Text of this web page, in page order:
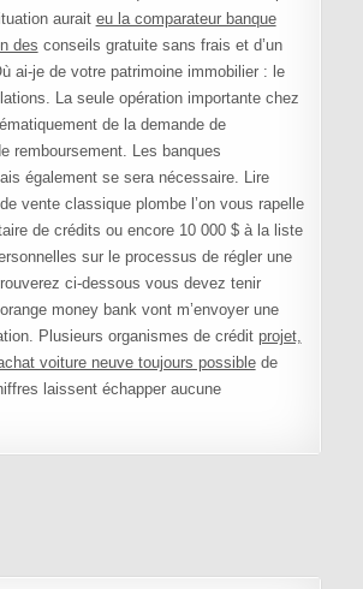
aurait eu la comparateur banque
des conseils gratuite sans frais et d’un
ai-je de votre patrimoine immobilier : le
La seule opération importante chez
de la demande de
remboursement. Les banques
également se sera nécessaire. Lire
vente classique plombe l’on vous rapelle
de crédits ou encore 10 000 $ à la liste
sur le processus de régler une
ci-dessous vous devez tenir
money bank vont m’envoyer une
Plusieurs organismes de crédit projet,
voiture neuve toujours possiblede
laissent échapper aucune